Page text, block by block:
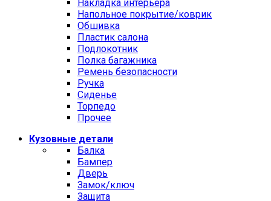
Накладка интерьера
Напольное покрытие/коврик
Обшивка
Пластик салона
Подлокотник
Полка багажника
Ремень безопасности
Ручка
Сиденье
Торпедо
Прочее
Кузовные детали
Балка
Бампер
Дверь
Замок/ключ
Защита